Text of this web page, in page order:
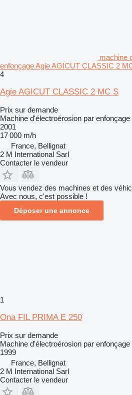
machine
enfonçage Agie AGICUT CLASSIC 2
4
Agie AGICUT CLASSIC 2 MC S
Prix sur demande
Machine d'électroérosion par enfonçage
2001
17 000 m/h
France, Bellignat
2 M International Sarl
Contacter le vendeur
Vous vendez des machines et des
Avec nous, c'est possible !
Déposer une annonce
1
Ona FIL PRIMA E 250
Prix sur demande
Machine d'électroérosion par enfonçage
1999
France, Bellignat
2 M International Sarl
Contacter le vendeur